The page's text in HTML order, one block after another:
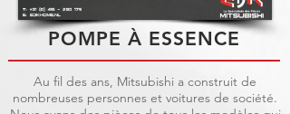
POMPE À ESSENCE
Au fil des ans, Mitsubishi a construit de
nombreuses personnes et voitures de société.